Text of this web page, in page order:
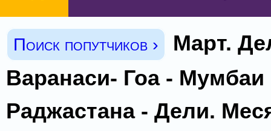
Поиск попутчиков ›
Март.
Варанаси- Гоа - Мумбаи
Раджастана - Дели.